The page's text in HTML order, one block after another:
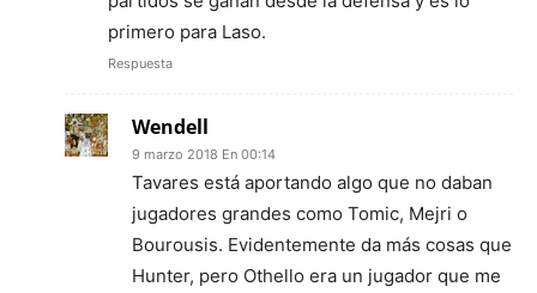
primero para Laso.
Respuesta
Wendell
9 marzo 2018 En 00:14
Tavares está aportando algo que no daban
jugadores grandes como Tomic, Mejri o
Bourousis. Evidentemente da más cosas que
Hunter, pero Othello era un jugador que me